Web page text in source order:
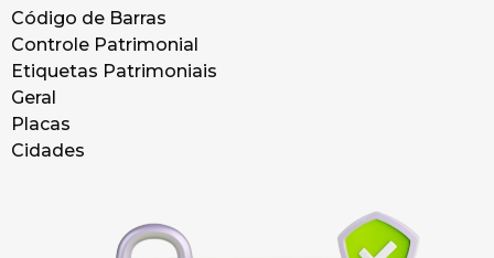
Código de Barras
Controle Patrimonial
Etiquetas Patrimoniais
Geral
Placas
Cidades